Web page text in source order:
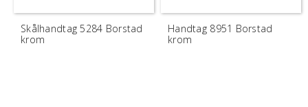
Skålhandtag 5284 Borstad
krom
Handtag 8951 Borstad
krom